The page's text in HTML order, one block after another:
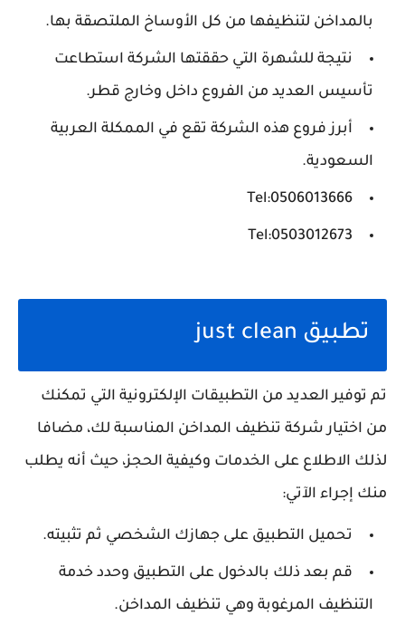
بالمداخن لتنظيفها من كل الأوساخ الملتصقة بها.
نتيجة للشهرة التي حققتها الشركة استطاعت
تأسيس العديد من الفروع داخل وخارج قطر.
أبرز فروع هذه الشركة تقع في الممكلة العربية
السعودية.
Tel:0506013666
Tel:0503012673
تطبيق just clean
تم توفير العديد من التطبيقات الإلكترونية التي تمكنك
من اختيار شركة تنظيف المداخن المناسبة لك، مضافا
لذلك الاطلاع على الخدمات وكيفية الحجز، حيث أنه يطلب
منك إجراء الآتي:
تحميل التطبيق على جهازك الشخصي ثم تثبيته.
قم بعد ذلك بالدخول على التطبيق وحدد خدمة
التنظيف المرغوبة وهي تنظيف المداخن.